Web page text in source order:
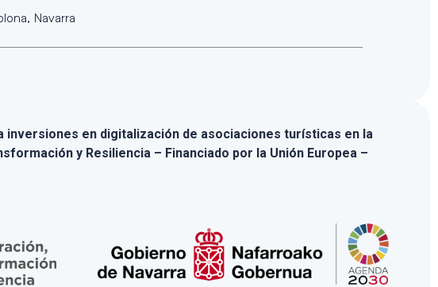
Navarra
inversiones en digitalización de asociaciones turísticas en la
y Resiliencia – Financiado por la Unión Europea –